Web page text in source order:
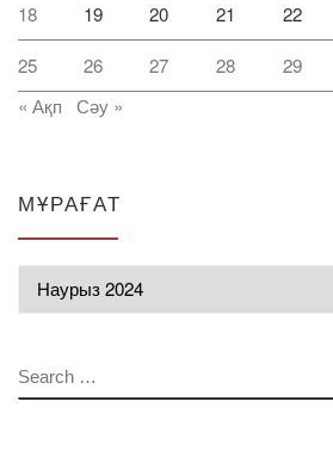
18 19 20 21 22
25 26 27 28 29
« Ақп
Сәу »
МҰРАҒАТ
SEARCH